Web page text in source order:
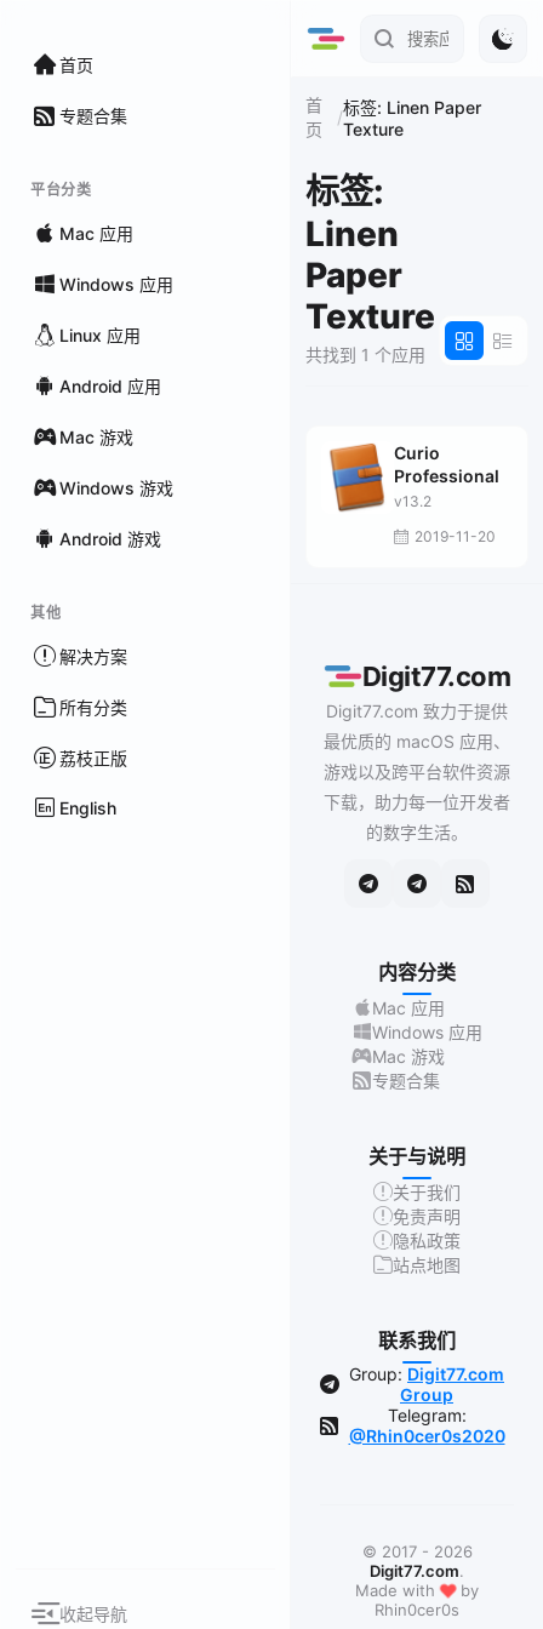
首页
专题合集
平台分类
Mac 应用
Windows 应用
Linux 应用
Android 应用
Mac 游戏
Windows 游戏
Android 游戏
其他
解决方案
所有分类
荔枝正版
English
收起导航
首
页
/标签: Linen Paper
Texture
标签:
Linen
Paper
Texture
共找到 1 个应用
Curio
Professional
v13.2
2019-11-20
Digit77.com
Digit77.com 致力于提供
最优质的 macOS 应用、
游戏以及跨平台软件资源
下载，助力每一位开发者
的数字生活。
内容分类
Mac 应用
Windows 应用
Mac 游戏
专题合集
关于与说明
关于我们
免责声明
隐私政策
站点地图
联系我们
Group: Digit77.com
Group
Telegram:
@Rhin0cer0s2020
© 2017 - 2026
Digit77.com.
Made with❤by
Rhin0cer0s